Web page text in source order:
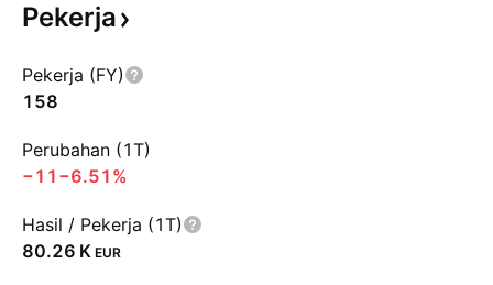
Pekerja
Pekerja (FY)
158
Perubahan (1T)
−11 −6.51%
Hasil / Pekerja (1T)
‪80.26 K‬ EUR